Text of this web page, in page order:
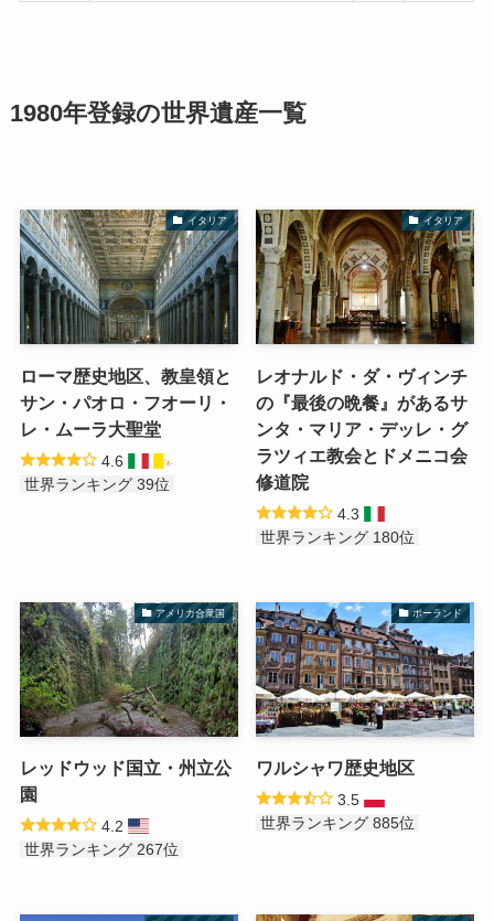
1980年登録の世界遺産一覧
イタリア
ローマ歴史地区、教皇領と
サン・パオロ・フオーリ・
レ・ムーラ大聖堂
4.6
世界ランキング 39位
イタリア
レオナルド・ダ・ヴィンチ
の『最後の晩餐』があるサ
ンタ・マリア・デッレ・グ
ラツィエ教会とドメニコ会
修道院
4.3
世界ランキング 180位
アメリカ合衆国
レッドウッド国立・州立公
園
4.2
世界ランキング 267位
ポーランド
ワルシャワ歴史地区
3.5
世界ランキング 885位